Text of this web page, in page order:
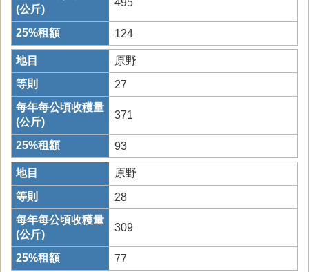
495
124
原野
27
371
93
原野
28
309
77